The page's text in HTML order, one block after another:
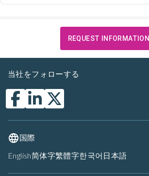
REQUEST INFORMATION
当社をフォローする
国際
English简体字繁體字한국어 日本語